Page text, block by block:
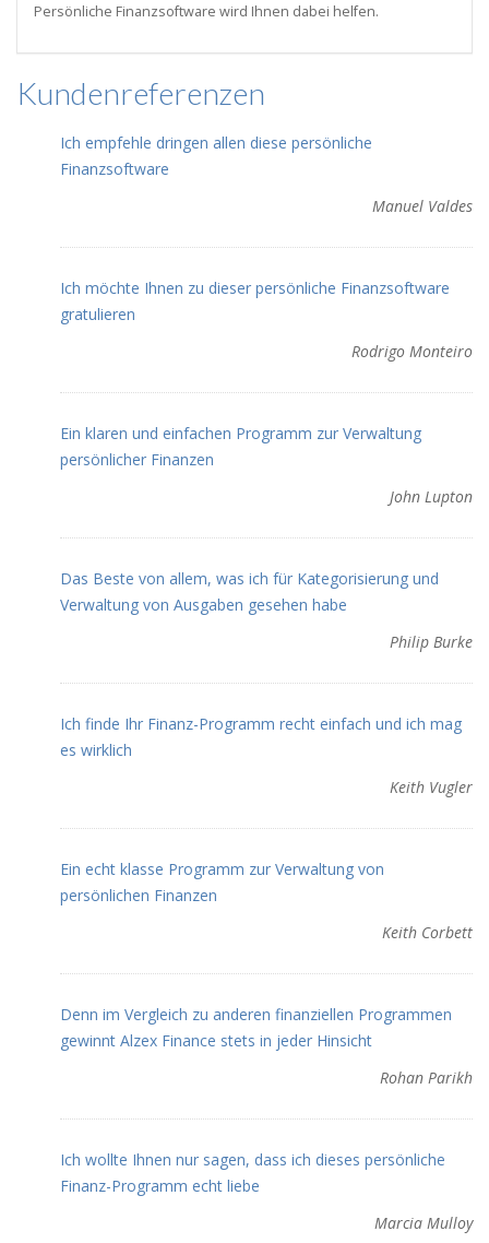
Persönliche Finanzsoftware wird Ihnen dabei helfen.
Kundenreferenzen
Ich empfehle dringen allen diese persönliche
Finanzsoftware
Manuel Valdes
Ich möchte Ihnen zu dieser persönliche Finanzsoftware
gratulieren
Rodrigo Monteiro
Ein klaren und einfachen Programm zur Verwaltung
persönlicher Finanzen
John Lupton
Das Beste von allem, was ich für Kategorisierung und
Verwaltung von Ausgaben gesehen habe
Philip Burke
Ich finde Ihr Finanz-Programm recht einfach und ich mag
es wirklich
Keith Vugler
Ein echt klasse Programm zur Verwaltung von
persönlichen Finanzen
Keith Corbett
Denn im Vergleich zu anderen finanziellen Programmen
gewinnt Alzex Finance stets in jeder Hinsicht
Rohan Parikh
Ich wollte Ihnen nur sagen, dass ich dieses persönliche
Finanz-Programm echt liebe
Marcia Mulloy